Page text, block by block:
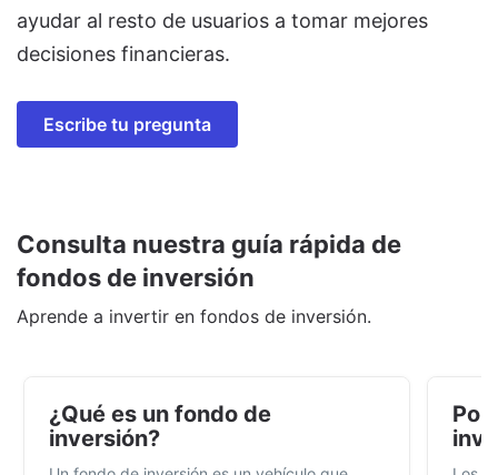
ayudar al resto de usuarios a tomar mejores
decisiones financieras.
Escribe tu pregunta
Consulta nuestra guía rápida de
fondos de inversión
Aprende a invertir en fondos de inversión.
¿Qué es un fondo de
inversión?
Por